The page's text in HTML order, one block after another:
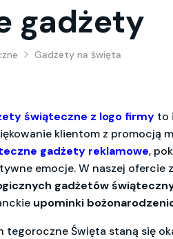
gadżety
Gadżety na święta
świąteczne z logo firmy to
klientom z promocją
gadżety reklamowe,
emocje. W naszej ofercie
gadżetów
upominki
tegoroczne Święta staną się